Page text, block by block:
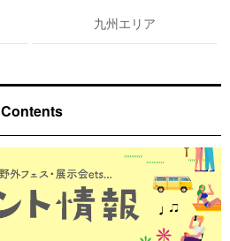
九州エリア
Contents